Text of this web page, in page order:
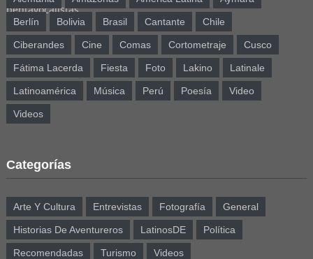
Berlín Bolivia Brasil Cantante Chile
Ciberandes Cine Comas Cortometraje Cusco
Fátima Lacerda Fiesta Foto Lakino Latinale
Latinoamérica Música Perú Poesía Video
Videos
Categorías
Arte Y Cultura Entrevistas Fotografía General
Historias De Aventureros LatinosDE Política
Recomendadas Turismo Videos